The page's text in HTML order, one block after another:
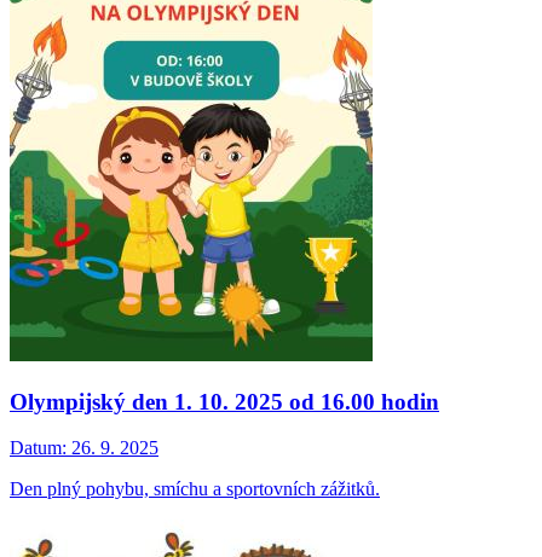
Olympijský den 1. 10. 2025 od 16.00 hodin
Datum: 26. 9. 2025
Den plný pohybu, smíchu a sportovních zážitků.